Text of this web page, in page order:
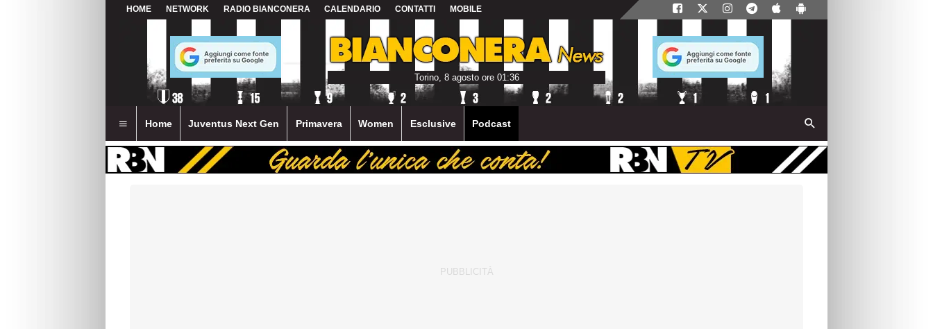
HOME NETWORK RADIO BIANCONERA CALENDARIO CONTATTI MOBILE
Torino, 8 agosto ore 01:36
Home Juventus Next Gen Primavera Women Esclusive Podcast